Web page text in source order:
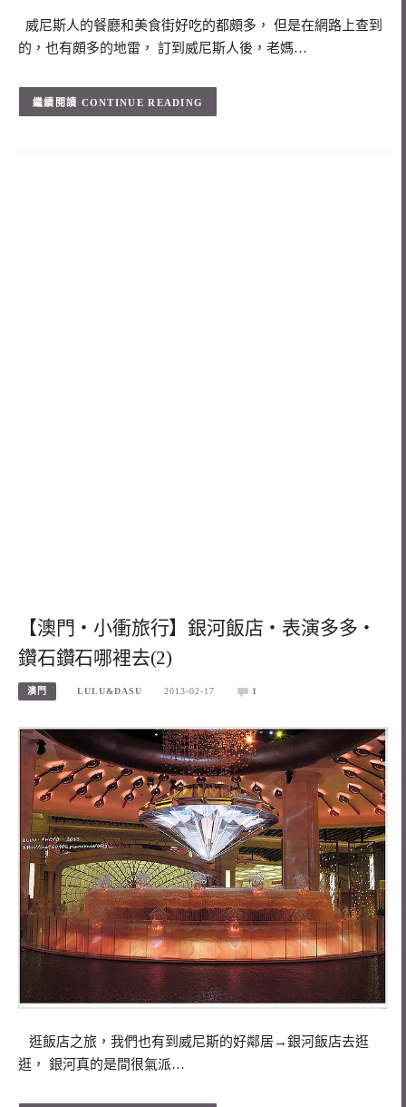
威尼斯人的餐廳和美食街好吃的都頗多， 但是在網路上查到
的，也有頗多的地雷， 訂到威尼斯人後，老媽…
CONTINUE READING
【澳門‧小衝旅行】銀河飯店‧表演多多‧
鑽石鑽石哪裡去(2)
澳門 LULU&DASU 2013-02-17 1
逛飯店之旅，我們也有到威尼斯的好鄰居→銀河飯店去逛
逛， 銀河真的是間很氣派…